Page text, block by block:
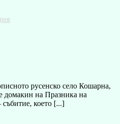
русенско село Кошарна,
на Празника на
събитие, което [...]